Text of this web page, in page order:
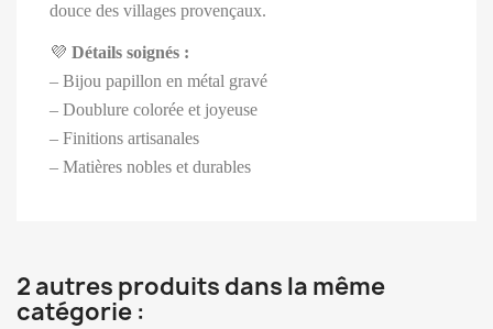
douce des villages provençaux.
💜 Détails soignés :
– Bijou papillon en métal gravé
– Doublure colorée et joyeuse
– Finitions artisanales
– Matières nobles et durables
2 autres produits dans la même
catégorie :